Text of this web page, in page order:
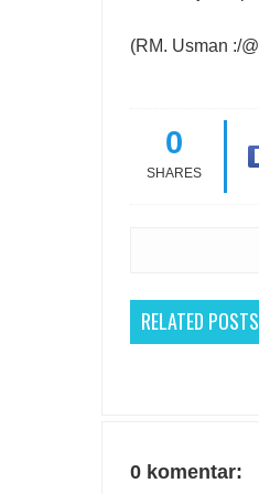
(RM. Usman :/
0
SHARES
RELATED POSTS
0 komentar: